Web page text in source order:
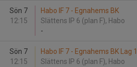
Sön 7
12:15
Habo IF 7 - Egnahems BK
Slättens IP 6 (plan F), Habo
-
Sön 7
12:15
Habo IF 7 - Egnahems BK Lag 1
Slättens IP 6 (plan F), Habo